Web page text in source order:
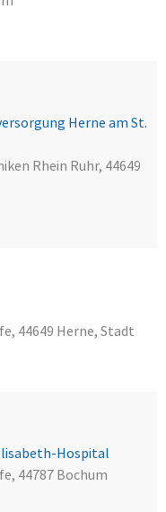
Herne am St.
Rhein Ruhr, 44649
44649 Herne, Stadt
Hospital
44787 Bochum